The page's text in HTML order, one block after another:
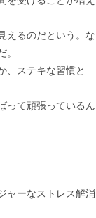
えるのだという。な
、ステキな習慣と
って頑張っているん
ャーなストレス解消